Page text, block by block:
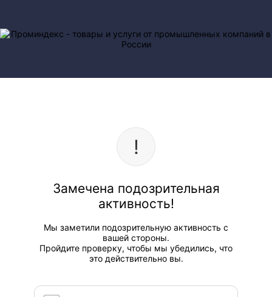
Замечена подозрительная
активность!
Мы заметили подозрительную активность с
вашей стороны.
Пройдите проверку, чтобы мы убедились, что
это действительно вы.